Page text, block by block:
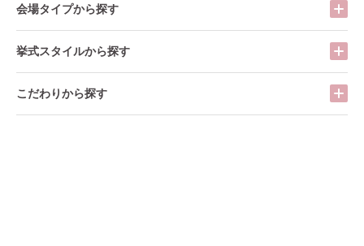
会場タイプから探す
挙式スタイルから探す
こだわりから探す